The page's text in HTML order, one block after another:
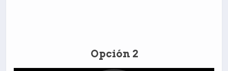
Opción 2